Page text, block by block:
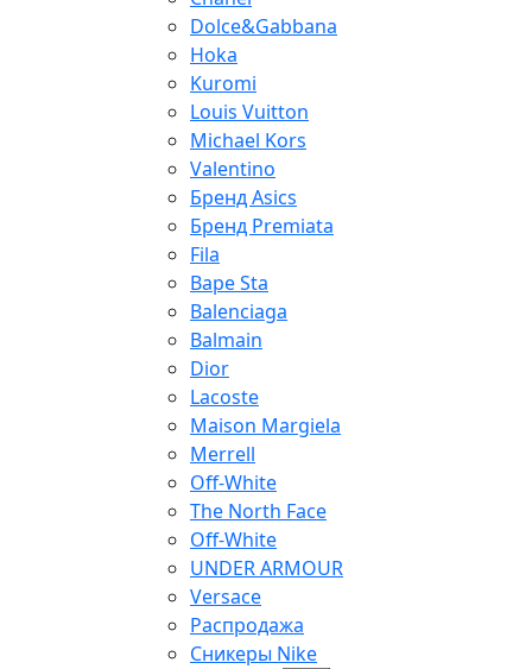
Dolce&Gabbana
Hoka
Kuromi
Louis Vuitton
Michael Kors
Valentino
Бренд Asics
Бренд Premiata
Fila
Bape Sta
Balenciaga
Balmain
Dior
Lacoste
Maison Margiela
Merrell
Off-White
The North Face
Off-White
UNDER ARMOUR
Versace
Распродажа
Сникеры Nike